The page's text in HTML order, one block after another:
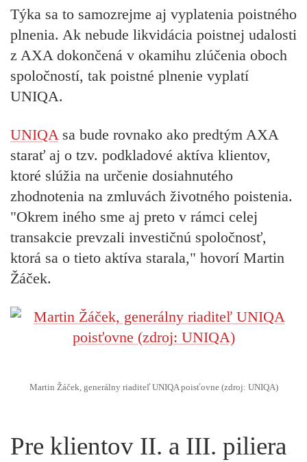
Týka sa to samozrejme aj vyplatenia poistného
plnenia. Ak nebude likvidácia poistnej udalosti
z AXA dokončená v okamihu zlúčenia oboch
spoločností, tak poistné plnenie vyplatí
UNIQA.
UNIQA sa bude rovnako ako predtým AXA
starať aj o tzv. podkladové aktíva klientov,
ktoré slúžia na určenie dosiahnutého
zhodnotenia na zmluvách životného poistenia.
"Okrem iného sme aj preto v rámci celej
transakcie prevzali investičnú spoločnosť,
ktorá sa o tieto aktíva starala," hovorí Martin
Žáček.
Martin Žáček, generálny riaditeľ UNIQA poisťovne (zdroj: UNIQA)
Pre klientov II. a III. piliera